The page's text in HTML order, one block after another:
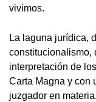
vivimos.
La laguna jurídica,
constitucionalismo,
interpretación de
Carta Magna y con
juzgador en